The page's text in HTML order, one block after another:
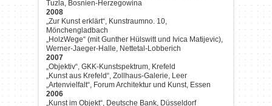
Tuzla, Bosnien-Herzegowina
2008
„Zur Kunst erklärt“, Kunstraumno. 10,
Mönchengladbach
„HolzWege“ (mit Gunther Hülswitt und Ivica Matijevic),
Werner-Jaeger-Halle, Nettetal-Lobberich
2007
„Objektiv“, GKK-Kunstspektrum, Krefeld
„Kunst aus Krefeld“, Zollhaus-Galerie, Leer
„Artenvielfalt“, Forum Architektur und Kunst, Essen
2006
„Kunst im Objekt“, Deutsche Bank, Düsseldorf